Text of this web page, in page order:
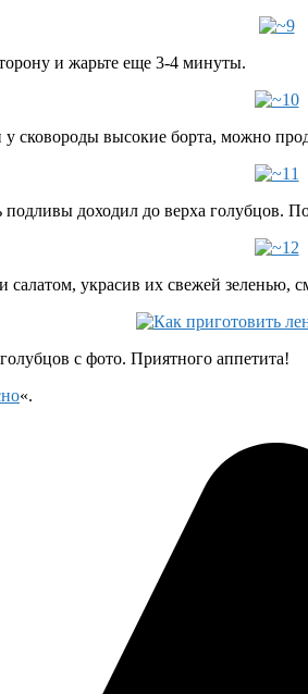
и жарьте еще 3-4 минуты.
сковороды высокие борта, можно
доходил до верха голубцов.
украсив их свежей зеленью,
с фото. Приятного аппетита!
«.